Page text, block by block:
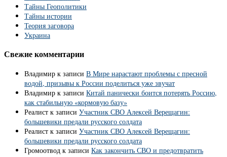
Тайны Геополитики
Тайны истории
Теория заговора
Украина
Свежие комментарии
Владимир к записи В Мире нарастают проблемы с пресной
водой, призывы к России поделиться уже звучат
Владимир к записи Китай панически боится потерять Россию,
как стабильную «кормовую базу»
Реалист к записи Участник СВО Алексей Верещагин:
большевики предали русского солдата
Реалист к записи Участник СВО Алексей Верещагин:
большевики предали русского солдата
Громоотвод к записи Как закончить СВО и предотвратить